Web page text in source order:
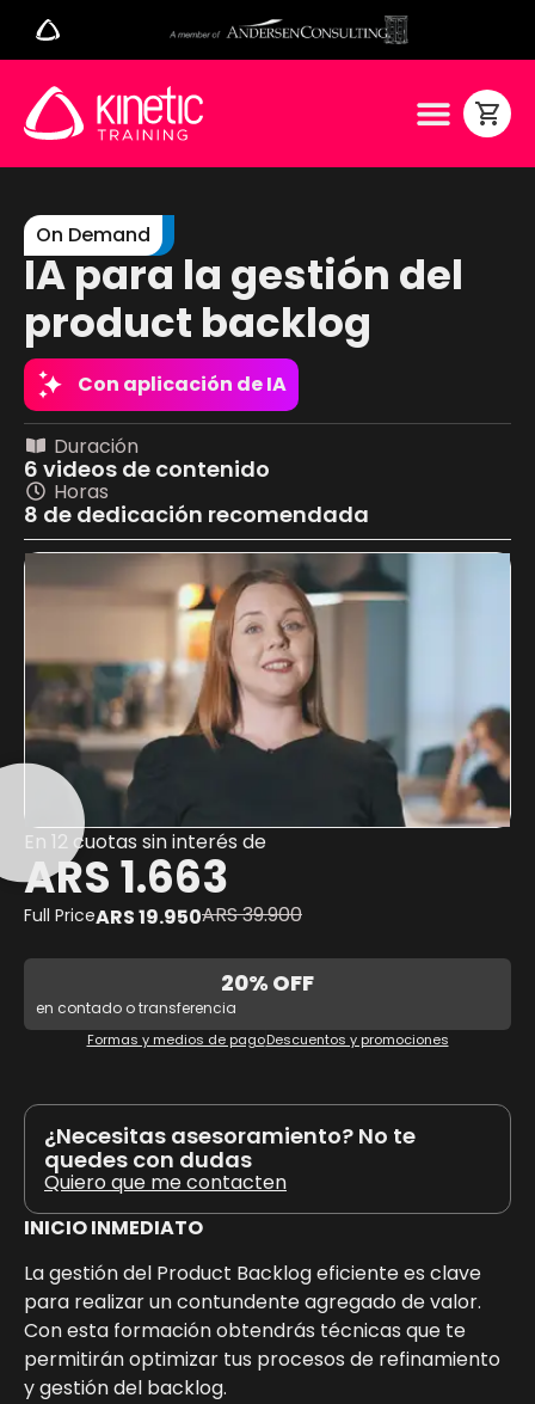
On Demand
IA para la gestión del
product backlog
Con aplicación de IA
INICIO INMEDIATO
La gestión del Product Backlog eficiente es clave
para realizar un contundente agregado de valor.
Con esta formación obtendrás técnicas que te
permitirán optimizar tus procesos de refinamiento
y gestión del backlog.
Duración
6 videos de contenido
Horas
8 de dedicación recomendada
En 12 cuotas sin interés de
ARS 1.663
Full PriceARS19.950ARS39.900
20% OFF
en contado o transferencia
Formas y medios de pagoDescuentos y promociones
¿Necesitas asesoramiento? No te
quedes con dudas
Quiero que me contacten